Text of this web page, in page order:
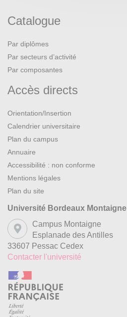
Catalogue
Par diplômes
Par secteurs d’activité
Par composantes
Accès directs
Orientation/Insertion
Calendrier universitaire
Plan du campus
Annuaire
Accessibilité : non conforme
Mentions légales
Plan du site
Université Bordeaux Montaigne
Campus Montaigne
Esplanade des Antilles
33607 Pessac Cedex
Contacter l'université